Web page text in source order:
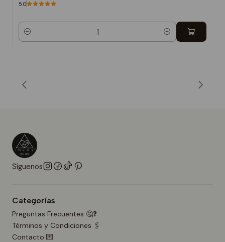
5.0
Cantidad
Síguenos
Categorías
Preguntas Frecuentes 🤔❓
Términos y Condiciones 🖇️
Contacto 💌